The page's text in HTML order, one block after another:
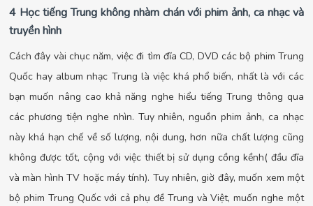
4 Học tiếng Trung không nhàm chán với phim ảnh, ca nhạc và
truyền hình
Cách đây vài chục năm, việc đi tìm đĩa CD, DVD các bộ phim Trung
Quốc hay album nhạc Trung là việc khá phổ biến, nhất là với các
bạn muốn nâng cao khả năng nghe hiểu tiếng Trung thông qua
các phương tiện nghe nhìn. Tuy nhiên, nguồn phim ảnh, ca nhạc
này khá hạn chế về số lượng, nội dung, hơn nữa chất lượng cũng
không được tốt, cộng với việc thiết bị sử dụng cồng kềnh( đầu đĩa
và màn hình TV hoặc máy tính). Tuy nhiên, giờ đây, muốn xem một
bộ phim Trung Quốc với cả phụ đề Trung và Việt, muốn nghe một